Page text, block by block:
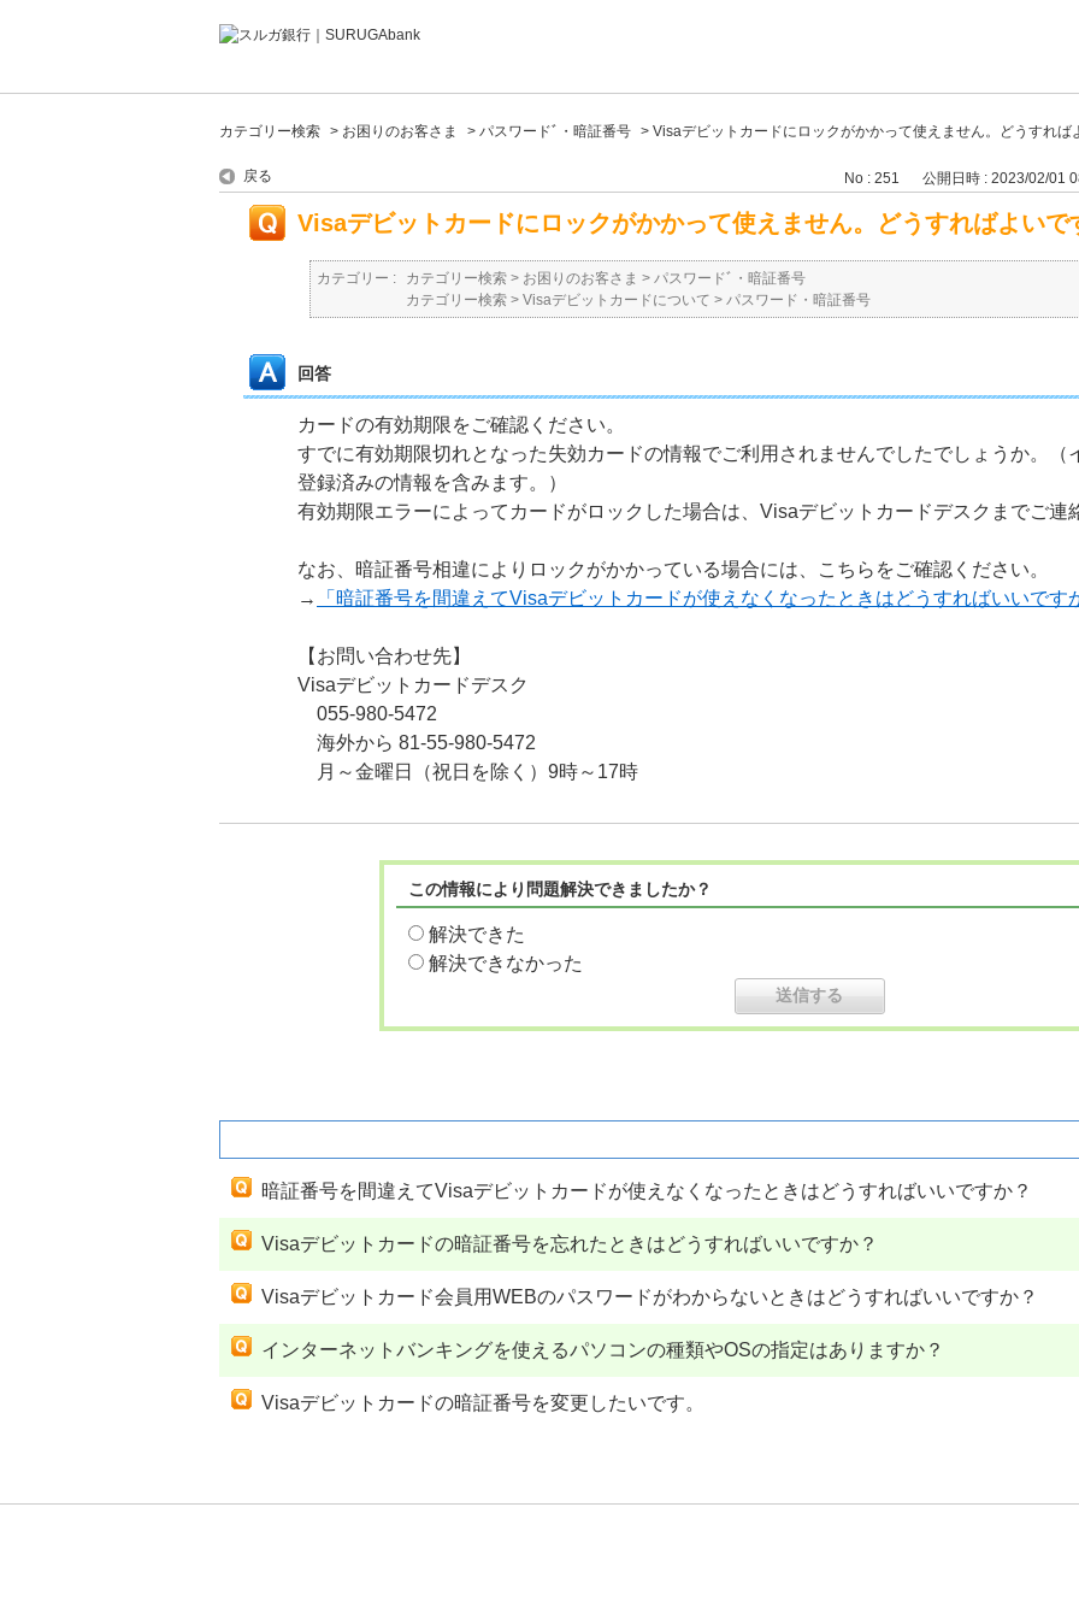
カテゴリー検索 > お困りのお客さま > パスワードﾞ・暗証番号 > Visaデビットカードにロックがかかって使えません。どうすれば
戻る No : 251 公開日時 : 2023/02/01
Visaデビットカードにロックがかかって使えません。どうすればよいで
カテゴリー : カテゴリー検索 > お困りのお客さま > パスワードﾞ・暗証番号
カテゴリー検索 > Visaデビットカードについて > パスワード・暗証番号
回答
カードの有効期限をご確認ください。
すでに有効期限切れとなった失効カードの情報でご利用されませんでしたでしょうか。（
登録済みの情報を含みます。）
有効期限エラーによってカードがロックした場合は、Visaデビットカードデスクまでご連
なお、暗証番号相違によりロックがかかっている場合には、こちらをご確認ください。
→
「暗証番号を間違えてVisaデビットカードが使えなくなったときはどうすればいいです
【お問い合わせ先】
Visaデビットカードデスク
055‐980‐5472
海外から 81‐55‐980‐5472
月～金曜日（祝日を除く）9時～17時
この情報により問題解決できましたか？
解決できた
解決できなかった
暗証番号を間違えてVisaデビットカードが使えなくなったときはどうすればいいですか？
Visaデビットカードの暗証番号を忘れたときはどうすればいいですか？
Visaデビットカード会員用WEBのパスワードがわからないときはどうすればいいですか？
インターネットバンキングを使えるパソコンの種類やOSの指定はありますか？
Visaデビットカードの暗証番号を変更したいです。